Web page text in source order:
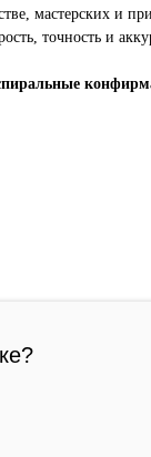
мастерских и
точность и